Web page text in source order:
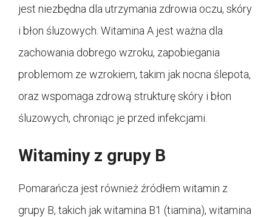
jest niezbędna dla utrzymania zdrowia oczu, skóry
i błon śluzowych. Witamina A jest ważna dla
zachowania dobrego wzroku, zapobiegania
problemom ze wzrokiem, takim jak nocna ślepota,
oraz wspomaga zdrową strukturę skóry i błon
śluzowych, chroniąc je przed infekcjami.
Witaminy z grupy B
Pomarańcza jest również źródłem witamin z
grupy B, takich jak witamina B1 (tiamina), witamina